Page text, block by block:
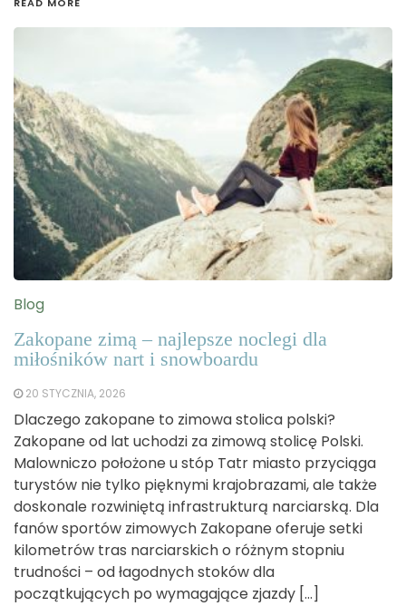
READ MORE
Blog
Zakopane zimą – najlepsze noclegi dla
miłośników nart i snowboardu
20 STYCZNIA, 2026
Dlaczego zakopane to zimowa stolica polski?
Zakopane od lat uchodzi za zimową stolicę Polski.
Malowniczo położone u stóp Tatr miasto przyciąga
turystów nie tylko pięknymi krajobrazami, ale także
doskonale rozwiniętą infrastrukturą narciarską. Dla
fanów sportów zimowych Zakopane oferuje setki
kilometrów tras narciarskich o różnym stopniu
trudności – od łagodnych stoków dla
początkujących po wymagające zjazdy […]